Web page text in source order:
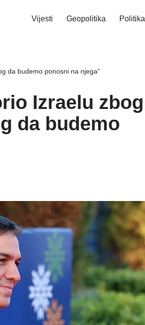
Vijesti Geopolitika Politika
da budemo ponosni na njega”
Izraelu zbog
da budemo